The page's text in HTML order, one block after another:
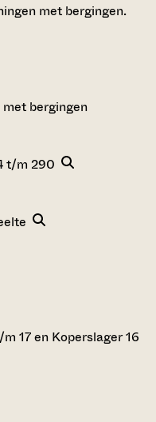
met bergingen.
bergingen
t/m 290
17 en Koperslager 16